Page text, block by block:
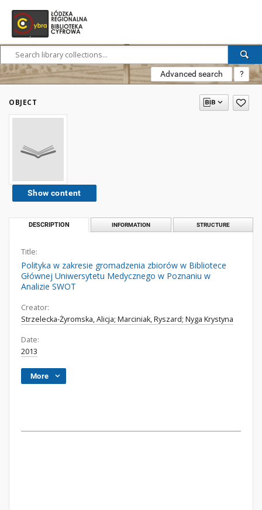
Advanced search ?
OBJECT
Show content
DESCRIPTION INFORMATION STRUCTURE
Title:
Polityka w zakresie gromadzenia zbiorów w Bibliotece
Głównej Uniwersytetu Medycznego w Poznaniu w
Analizie SWOT
Creator:
Strzelecka-Żyromska, Alicja; Marciniak, Ryszard; Nyga Krystyna
Date:
2013
More